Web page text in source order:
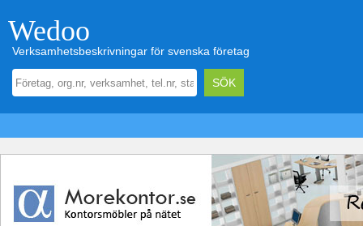
Wedoo
Verksamhetsbeskrivningar för svenska företag